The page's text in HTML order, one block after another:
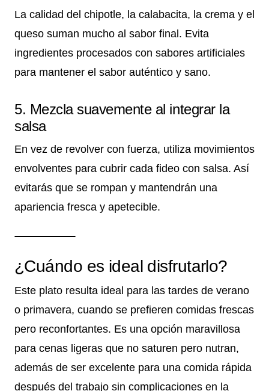
La calidad del chipotle, la calabacita, la crema y el
queso suman mucho al sabor final. Evita
ingredientes procesados con sabores artificiales
para mantener el sabor auténtico y sano.
5. Mezcla suavemente al integrar la
salsa
En vez de revolver con fuerza, utiliza movimientos
envolventes para cubrir cada fideo con salsa. Así
evitarás que se rompan y mantendrán una
apariencia fresca y apetecible.
¿Cuándo es ideal disfrutarlo?
Este plato resulta ideal para las tardes de verano
o primavera, cuando se prefieren comidas frescas
pero reconfortantes. Es una opción maravillosa
para cenas ligeras que no saturen pero nutran,
además de ser excelente para una comida rápida
después del trabajo sin complicaciones en la